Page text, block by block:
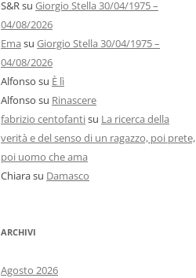
S&Rsu Giorgio Stella 30/04/1975 –
04/08/2026
Ema su Giorgio Stella 30/04/1975 –
04/08/2026
Alfonso su È lì
Alfonso su Rinascere
fabrizio centofantisu La ricerca della
verità e del senso di un ragazzo, poi prete,
poi uomo che ama
Chiarasu Damasco
ARCHIVI
Agosto 2026